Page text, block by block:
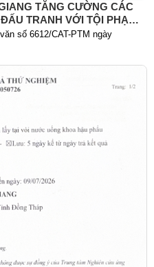
TĂNG CƯỜNG CÁC
TRANH VỚI TỘI PHẠM
số 6612/CAT-PTM ngày